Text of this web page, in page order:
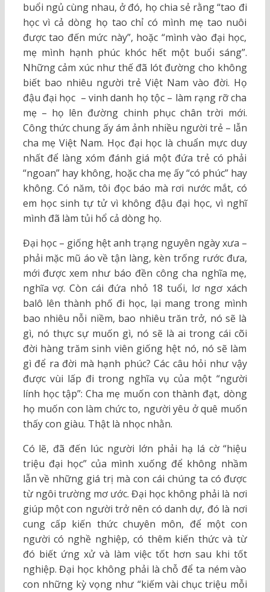
buổi ngủ cùng nhau, ở đó, họ chia sẻ rằng “tao đi
học vì cả dòng họ tao chỉ có mình mẹ tao nuôi
được tao đến mức này”, hoặc “mình vào đại học,
mẹ mình hạnh phúc khóc hết một buổi sáng”.
Những cảm xúc như thế đã lót đường cho không
biết bao nhiêu người trẻ Việt Nam vào đời. Họ
đậu đại học – vinh danh họ tộc – làm rạng rỡ cha
mẹ – họ lên đường chinh phục chân trời mới.
Công thức chung ấy ám ảnh nhiều người trẻ – lẫn
cha mẹ Việt Nam. Học đại học là chuẩn mực duy
nhất để làng xóm đánh giá một đứa trẻ có phải
“ngoan” hay không, hoặc cha mẹ ấy “có phúc” hay
không. Có năm, tôi đọc báo mà rơi nước mắt, có
em học sinh tự tử vì không đậu đại học, vì nghĩ
mình đã làm tủi hổ cả dòng họ.
Đại học – giống hệt anh trạng nguyên ngày xưa –
phải mặc mũ áo về tận làng, kèn trống rước đưa,
mới được xem như báo đền công cha nghĩa mẹ,
nghĩa vợ. Còn cái đứa nhỏ 18 tuổi, lơ ngơ xách
balô lên thành phố đi học, lại mang trong mình
bao nhiêu nỗi niềm, bao nhiêu trăn trở, nó sẽ là
gì, nó thực sự muốn gì, nó sẽ là ai trong cái cõi
đời hàng trăm sinh viên giống hệt nó, nó sẽ làm
gì để ra đời mà hạnh phúc? Các câu hỏi như vậy
được vùi lấp đi trong nghĩa vụ của một “người
lính học tập”: Cha mẹ muốn con thành đạt, dòng
họ muốn con làm chức to, người yêu ở quê muốn
thấy con giàu. Thật là nhọc nhằn.
Có lẽ, đã đến lúc người lớn phải hạ lá cờ “hiệu
triệu đại học” của mình xuống để không nhầm
lẫn về những giá trị mà con cái chúng ta có được
từ ngôi trường mơ ước. Đại học không phải là nơi
giúp một con người trở nên có danh dự, đó là nơi
cung cấp kiến thức chuyên môn, để một con
người có nghề nghiệp, có thêm kiến thức và từ
đó biết ứng xử và làm việc tốt hơn sau khi tốt
nghiệp. Đại học không phải là chỗ để ta ném vào
con những kỳ vọng như “kiếm vài chục triệu mỗi